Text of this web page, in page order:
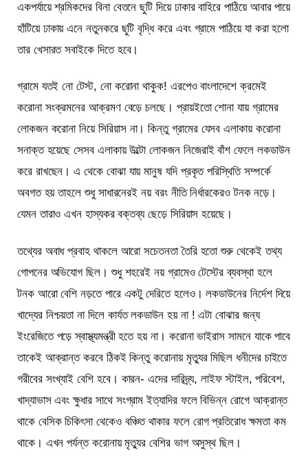
একপর্যায়ে শ্রমিকদের বিনা বেতনে ছুটি দিয়ে ঢাকার বাহিরে পাঠিয়ে আবার পায়ে
হাঁটিয়ে ঢাকায় এনে নতুনকরে ছুটি বৃদ্ধি করে এবং গ্রামে পাঠিয়ে যা করা হলো
তার খেসারত সবাইকে দিতে হবে।
গ্রামে যতই নো টেস্ট, নো করোনা থাকুক! এরপেও বাংলাদেশে ক্রমেই
করোনা সংক্রমনের আক্রমণ বেড়ে চলছে। প্রায়ইতো শোনা যায় গ্রামের
লোকজন করোনা নিয়ে সিরিয়াস না। কিন্তু গ্রামের যেসব এলাকায় করোনা
সনাক্ত হয়েছে সেসব এলাকায় উল্টো লোকজন নিজেরাই বাঁশ ফেলে লকডাউন
করে রাখছেন। এ থেকে বোঝা যায় মানুষ যদি প্রকৃত পরিস্থিতি সম্পর্কে
অবগত হয় তাহলে শুধু সাধারনেরই নয় বরং নীতি নির্ধারকেরও টনক নড়ে।
যেমন তারাও এখন হাস্যকর বক্তব্য ছেড়ে সিরিয়াস হয়েছে।
তথ্যের অবাধ প্রবাহ থাকলে আরো সচেতনতা তৈরি হতো শুরু থেকেই তথ্য
গোপনের অভিযোগ ছিল। শুধু শহরেই নয় গ্রামেও টেস্টের ব্যবস্থা হলে
টনক আরো বেশি নড়তে পারে একটু দেরিতে হলেও। লকডাউনের নির্দেশ দিয়ে
খাদ্যের নিশ্চয়তা না দিলে কার্যত লকডাউন হয় না ! এটা বোঝার জন্য
ইংরেজিতে পড়ে স্বাস্থ্যমন্ত্রী হতে হয় না। করোনা ভাইরাস সামনে যাকে পাবে
তাকেই আক্রান্ত করবে ঠিকই কিন্তু করোনায় মৃত্যুর মিছিল ধনীদের চাইতে
গরীবের সংখ্যাই বেশি হবে। কারন- এদের দারিদ্র্য, লাইফ স্টাইল, পরিবেশ,
খাদ্যাভাস এবং ক্ষুধার সাথে সংগ্রাম ইত্যাদির ফলে বিভিন্ন রোগে আক্রান্ত
থাকে বেসিক চিকিৎসা থেকেও বঞ্চিত থাকার ফলে রোগ প্রতিরোধ ক্ষমতা কম
থাকে। এখন পর্যন্ত করোনায় মৃত্যুর বেশির ভাগ অসুস্থ ছিল।